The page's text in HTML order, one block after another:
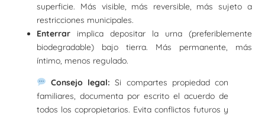
superficie. Más visible, más reversible, más sujeto a
restricciones municipales.
Enterrar implica depositar la urna (preferiblemente
biodegradable) bajo tierra. Más permanente, más
íntimo, menos regulado.
Consejo legal: Si compartes propiedad con
familiares, documenta por escrito el acuerdo de
todos los copropietarios. Evita conflictos futuros y